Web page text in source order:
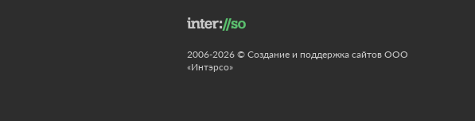
2006-2026 © Создание и поддержка сайтов ООО
«Интэрсо»